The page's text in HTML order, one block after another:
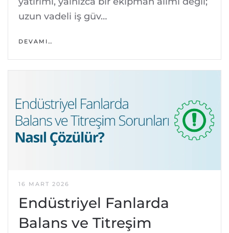
uzun vadeli iş güv…
DEVAMI…
16 MART 2026
Endüstriyel Fanlarda
Balans ve Titreşim